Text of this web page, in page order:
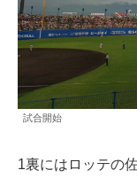
試合開始
1裏にはロッテの